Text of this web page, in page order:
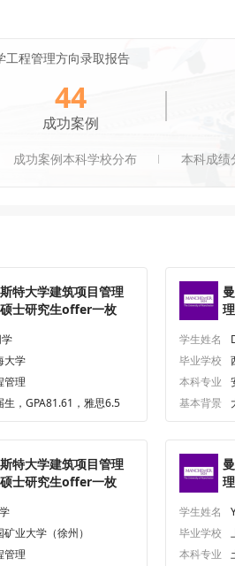
工程管理方向录取报告
44
成功案例
成功案例本科学校分布 本科成绩
特大学建筑项目管理
士研究生offer一枚
大学
管理
生，GPA81.61，雅思6.5
学生姓名
毕业学校
本科专业
基本背景
特大学建筑项目管理
士研究生offer一枚
矿业大学（徐州）
管理
学生姓名
毕业学校
本科专业